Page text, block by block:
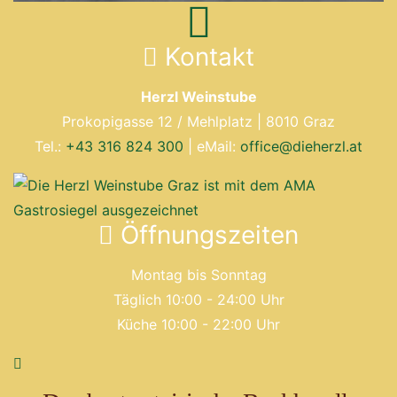
Kontakt
Herzl Weinstube
Prokopigasse 12 / Mehlplatz | 8010 Graz
Tel.: +43 316 824 300 | eMail: office@dieherzl.at
Öffnungszeiten
Montag bis Sonntag
Täglich 10:00 - 24:00 Uhr
Küche 10:00 - 22:00 Uhr